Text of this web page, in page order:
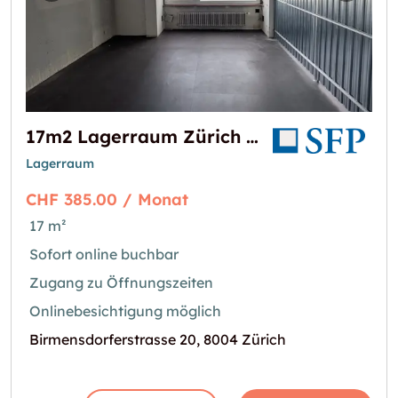
17m2 Lagerraum Zürich - Birmensdorferstrasse 20
Lagerraum
CHF 385.00 / Monat
17 m²
Sofort online buchbar
Zugang zu Öffnungszeiten
Onlinebesichtigung möglich
Birmensdorferstrasse 20, 8004 Zürich